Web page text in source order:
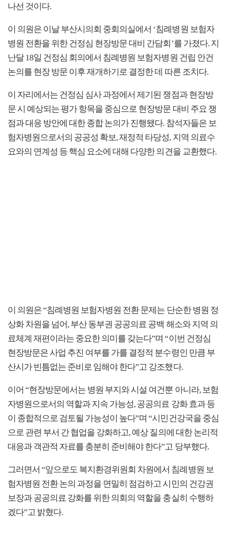
나선 것이다.
이 의원은 이날 부산시의회 중회의실에서 ‘침례병원 보험자
병원 전환을 위한 건정심 현장방문 대비 간담회’를 가졌다. 지
난달 18일 건정심 회의에서 침례병원 보험자병원 건립 안건
논의를 현장 방문 이후 재개하기로 결정한 데 따른 조치다.
이 자리에서는 건정심 심사 과정에서 제기된 쟁점과 현장방
문 시 예상되는 평가 항목을 중심으로 현장방문 대비 주요 쟁
점과 대응 방안에 대한 종합 논의가 진행됐다. 참석자들은 보
험자병원으로서의 공공성 확보, 재정적 타당성, 지역 의료수
요와의 연계성 등 핵심 요소에 대해 다양한 의견을 교환했다.
이 의원은 “침례병원 보험자병원 전환 문제는 단순한 병원 정
상화 차원을 넘어, 부산 동부권 공공의료 공백 해소와 지역 의
료체계 재편이라는 중요한 의미를 갖는다”며 “이번 건정심
현장방문은 사업 추진 여부를 가를 결정적 분수령인 만큼 부
산시가 빈틈없는 준비로 임해야 한다”고 강조했다.
이어 “현장방문에서는 병원 부지와 시설 여건뿐 아니라, 보험
자병원으로서의 역할과 지속 가능성, 공공의료 강화 효과 등
이 종합적으로 검토될 가능성이 높다”며 “시민건강국을 중심
으로 관련 부서 간 협업을 강화하고, 예상 질의에 대한 논리적
대응과 객관적 자료를 충분히 준비해야 한다”고 당부했다.
그러면서 “앞으로도 복지환경위원회 차원에서 침례병원 보
험자병원 전환 논의 과정을 면밀히 점검하고 시민의 건강권
보장과 공공의료 강화를 위한 의회의 역할을 충실히 수행하
겠다”고 밝혔다.